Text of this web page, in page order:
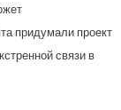
придумали проект
связи в